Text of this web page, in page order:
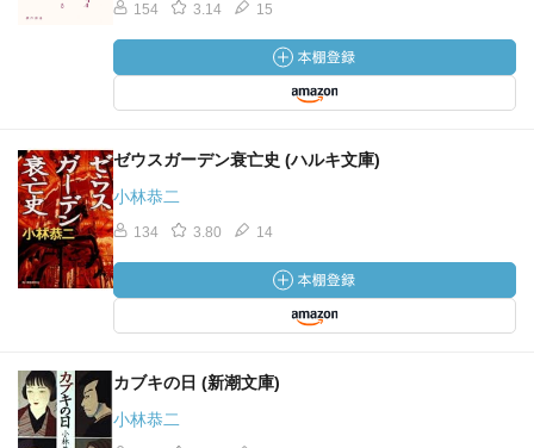
154 3.14 15
ゼウスガーデン衰亡史 (ハルキ文庫)
小林恭二
134 3.80 14
カブキの日 (新潮文庫)
小林恭二